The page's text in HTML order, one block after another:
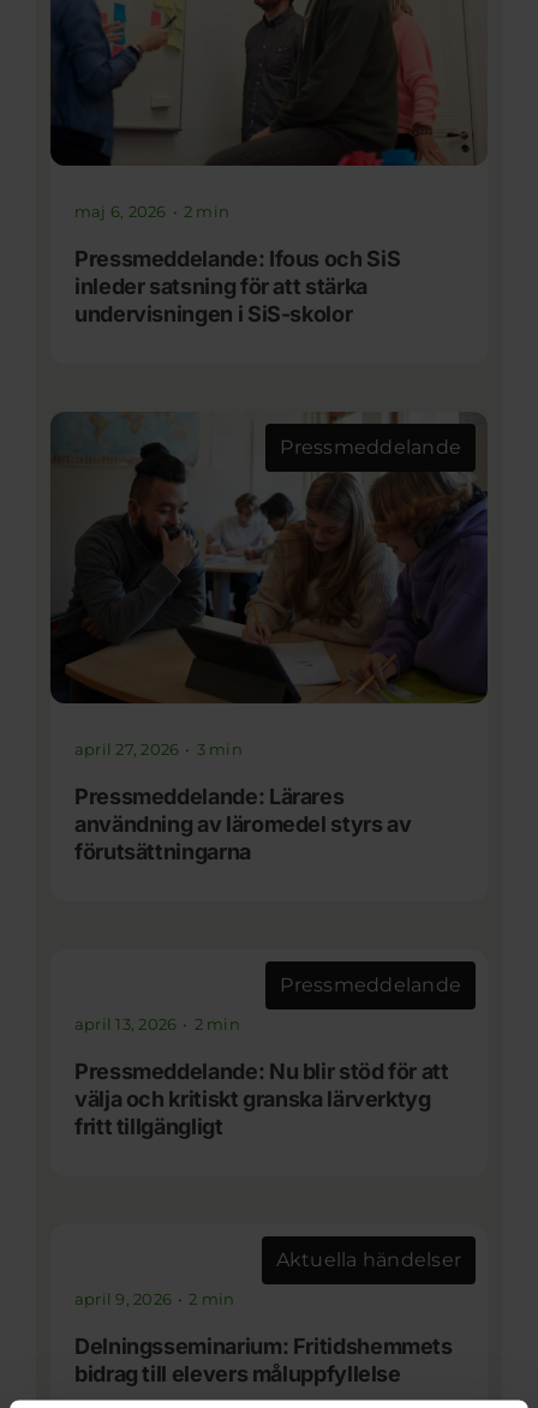
maj 6, 2026 • 2 min
Pressmeddelande: Ifous och SiS
inleder satsning för att stärka
undervisningen i SiS-skolor
Pressmeddelande
april 27, 2026 • 3 min
Pressmeddelande: Lärares
användning av läromedel styrs av
förutsättningarna
Pressmeddelande
april 13, 2026 • 2 min
Pressmeddelande: Nu blir stöd för att
välja och kritiskt granska lärverktyg
fritt tillgängligt
Aktuella händelser
april 9, 2026 • 2 min
Delningsseminarium: Fritidshemmets
bidrag till elevers måluppfyllelse